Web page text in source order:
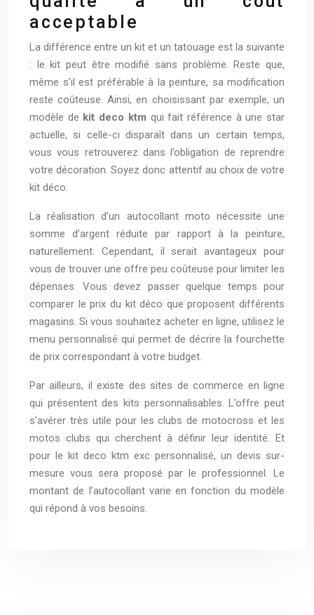
acceptable
La différence entre un kit et un tatouage est la suivante
: le kit peut être modifié sans problème. Reste que,
même s’il est préférable à la peinture, sa modification
reste coûteuse. Ainsi, en choisissant par exemple, un
modèle de kit deco ktm qui fait référence à une star
actuelle, si celle-ci disparaît dans un certain temps,
vous vous retrouverez dans l’obligation de reprendre
votre décoration. Soyez donc attentif au choix de votre
kit déco.
La réalisation d’un autocollant moto nécessite une
somme d’argent réduite par rapport à la peinture,
naturellement. Cependant, il serait avantageux pour
vous de trouver une offre peu coûteuse pour limiter les
dépenses. Vous devez passer quelque temps pour
comparer le prix du kit déco que proposent différents
magasins. Si vous souhaitez acheter en ligne, utilisez le
menu personnalisé qui permet de décrire la fourchette
de prix correspondant à votre budget.
Par ailleurs, il existe des sites de commerce en ligne
qui présentent des kits personnalisables. L’offre peut
s’avérer très utile pour les clubs de motocross et les
motos clubs qui cherchent à définir leur identité. Et
pour le kit deco ktm exc personnalisé, un devis sur-
mesure vous sera proposé par le professionnel. Le
montant de l’autocollant varie en fonction du modèle
qui répond à vos besoins.